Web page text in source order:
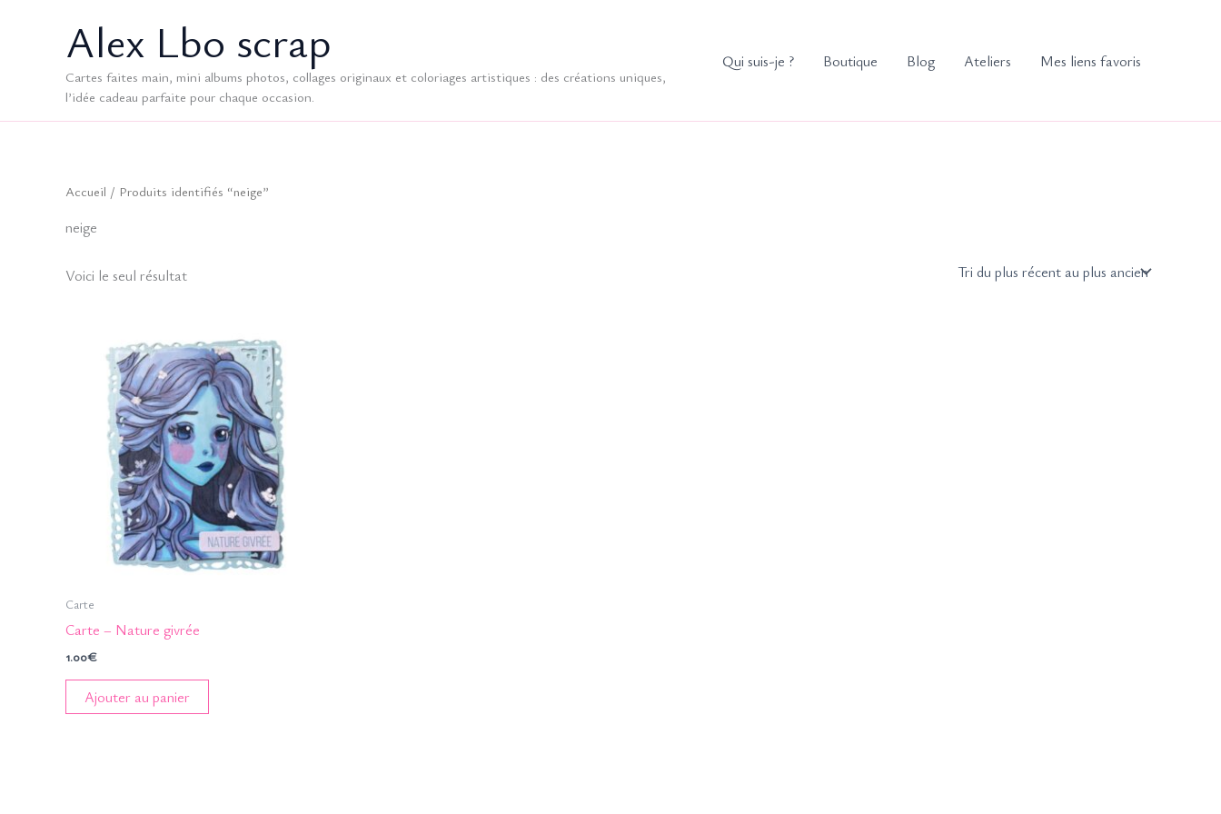
Alex Lbo scrap
Cartes faites main, mini albums photos, collages originaux et coloriages artistiques : des créations uniques,
l’idée cadeau parfaite pour chaque occasion.
Qui suis-je ? Boutique Blog Ateliers Mes liens favoris
Accueil / Produits identifiés “neige”
neige
Voici le seul résultat
Carte
Carte – Nature givrée
1.00€
Ajouter au panier